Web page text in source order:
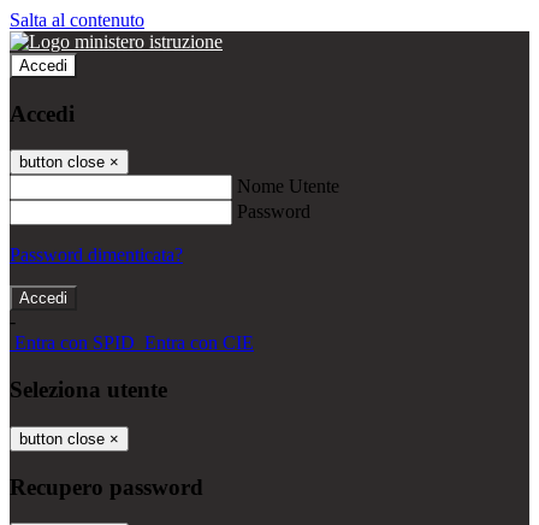
Salta al contenuto
Accedi
Accedi
button close ×
Nome Utente
Password
Password dimenticata?
-
Entra con SPID Entra con CIE
Seleziona utente
button close ×
Recupero password